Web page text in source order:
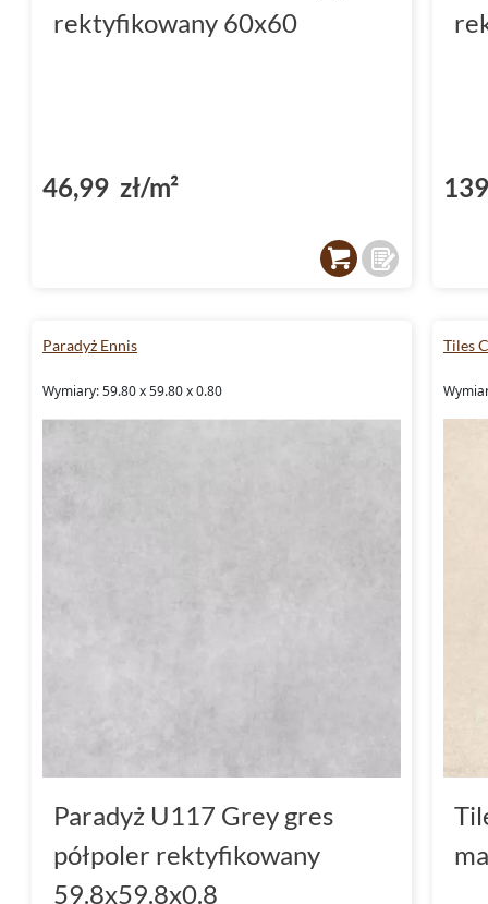
rektyfikowany 60x60
46,99 zł/m²
Paradyż Ennis
Wymiary: 59.80 x 59.80 x 0.80
Paradyż U117 Grey gres
półpoler rektyfikowany
59.8x59.8x0.8
Tiles